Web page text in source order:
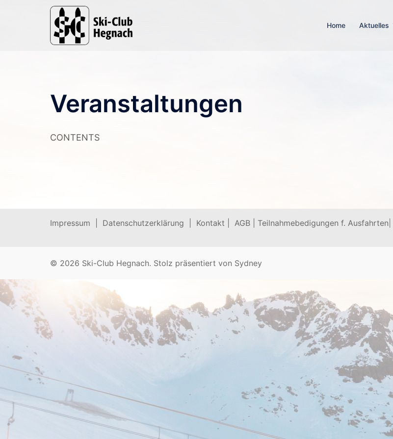
Home Aktuelles
Veranstaltungen
CONTENTS
Impressum | Datenschutzerklärung | Kontakt | AGB | Teilnahmebedigungen f. Ausfahrten
© 2026 Ski-Club Hegnach. Stolz präsentiert von Sydney